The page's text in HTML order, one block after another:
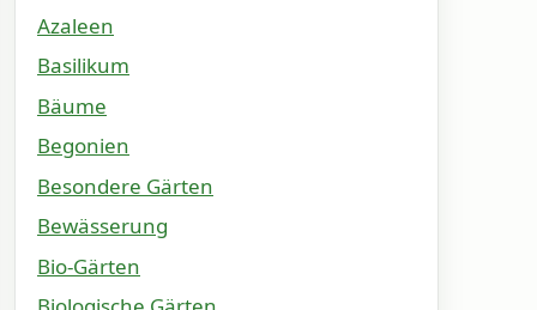
Azaleen
Basilikum
Bäume
Begonien
Besondere Gärten
Bewässerung
Bio-Gärten